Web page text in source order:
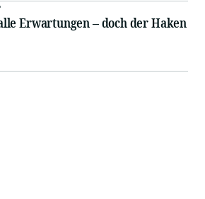
Erwartungen – doch der Haken